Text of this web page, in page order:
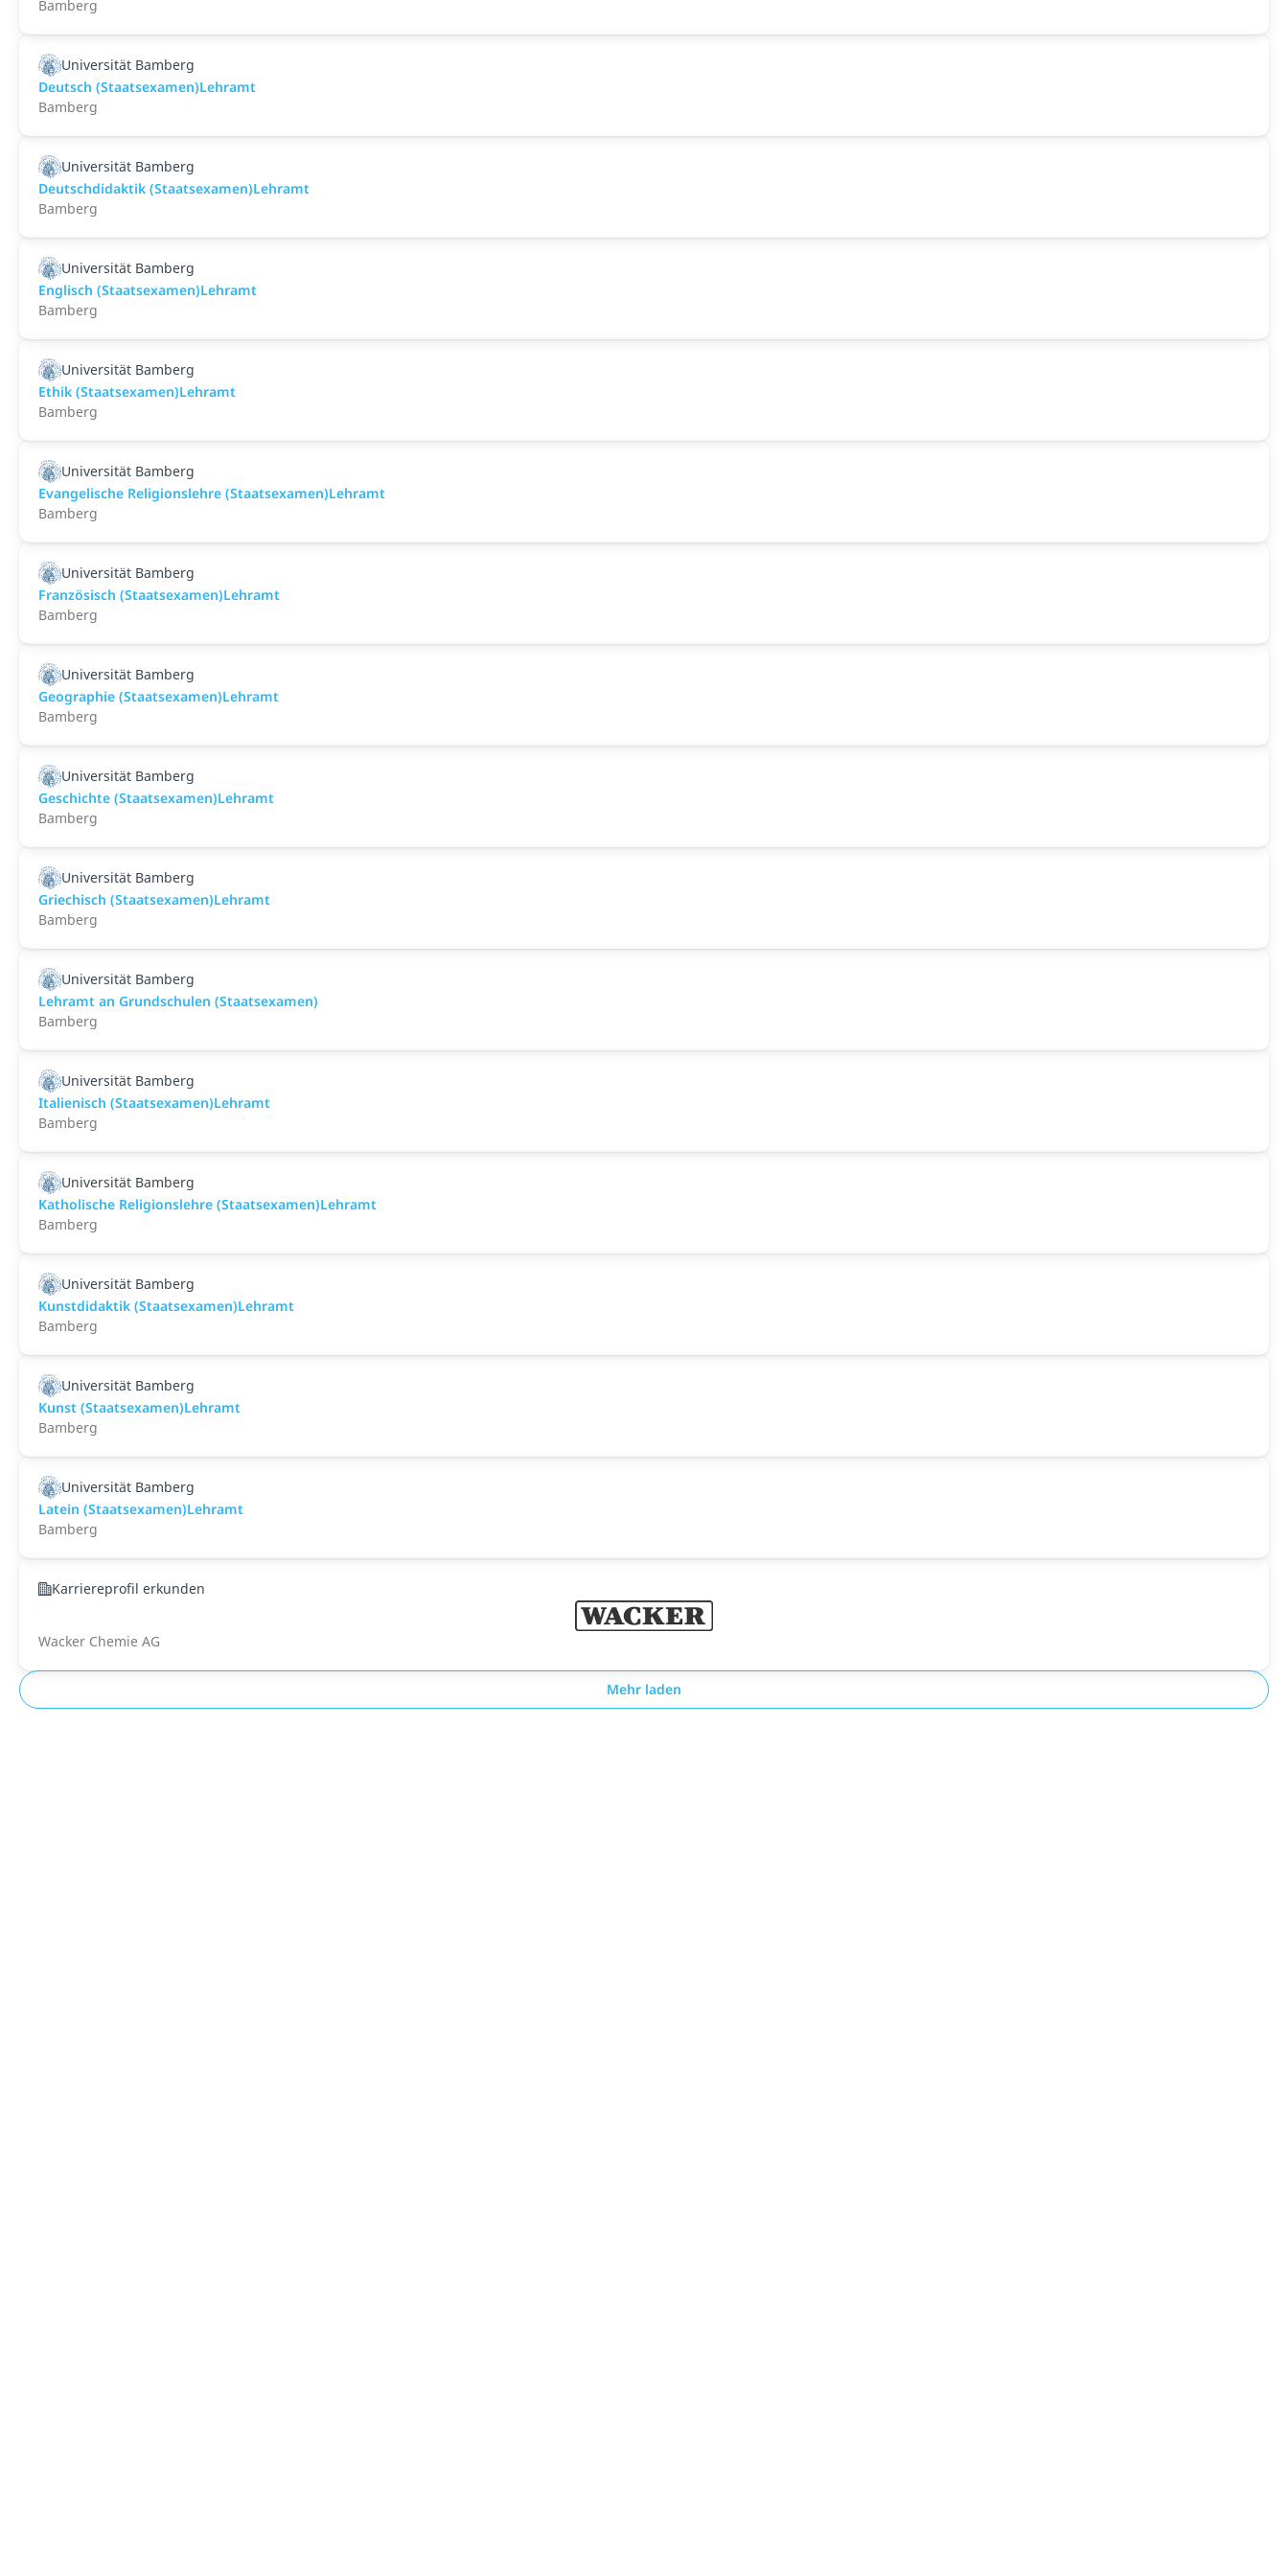
Bamberg
Universität Bamberg
Deutsch (Staatsexamen)Lehramt
Bamberg
Universität Bamberg
Deutschdidaktik (Staatsexamen)Lehramt
Bamberg
Universität Bamberg
Englisch (Staatsexamen)Lehramt
Bamberg
Universität Bamberg
Ethik (Staatsexamen)Lehramt
Bamberg
Universität Bamberg
Evangelische Religionslehre (Staatsexamen)Lehramt
Bamberg
Universität Bamberg
Französisch (Staatsexamen)Lehramt
Bamberg
Universität Bamberg
Geographie (Staatsexamen)Lehramt
Bamberg
Universität Bamberg
Geschichte (Staatsexamen)Lehramt
Bamberg
Universität Bamberg
Griechisch (Staatsexamen)Lehramt
Bamberg
Universität Bamberg
Lehramt an Grundschulen (Staatsexamen)
Bamberg
Universität Bamberg
Italienisch (Staatsexamen)Lehramt
Bamberg
Universität Bamberg
Katholische Religionslehre (Staatsexamen)Lehramt
Bamberg
Universität Bamberg
Kunstdidaktik (Staatsexamen)Lehramt
Bamberg
Universität Bamberg
Kunst (Staatsexamen)Lehramt
Bamberg
Universität Bamberg
Latein (Staatsexamen)Lehramt
Bamberg
Karriereprofil erkunden
Wacker Chemie AG
Mehr laden